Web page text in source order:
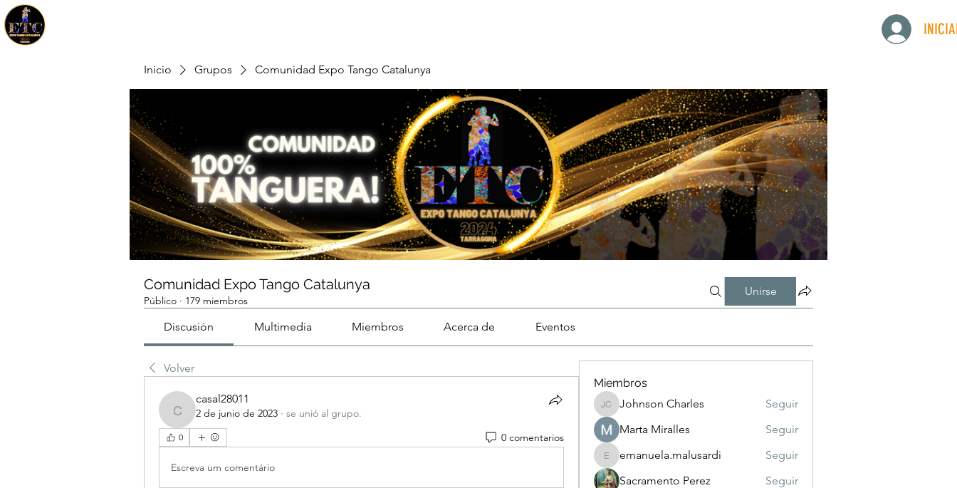
Inicio Grupos Comunidad Expo Tango Catalunya
Comunidad Expo Tango Catalunya
Público · 179 miembros
Unirse
Discusión Multimedia Miembros Acerca de Eventos
Volver
casal28011
casal28011
2 de junio de 2023 · se unió al grupo.
0 0 comentarios
Escreva um comentário
Miembros
Johnson Charles
Johnson Charles
Seguir
Marta Miralles
Seguir
emanuela.malusardi
emanuela.malusardi
Seguir
Sacramento Perez
Seguir